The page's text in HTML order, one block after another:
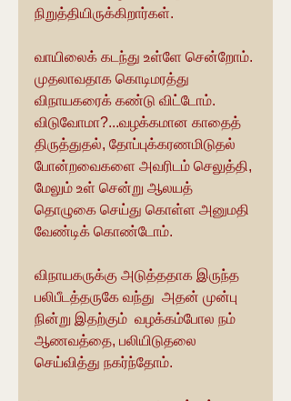
நிறுத்தியிருக்கிறார்கள்.
வாயிலைக் கடந்து உள்ளே சென்றோம்.
முதலாவதாக கொடிமரத்து
விநாயகரைக் கண்டு விட்டோம்.
விடுவோமா?...வழக்கமான காதைத்
திருத்துதல், தோப்புக்கரணமிடுதல்
போன்றவைகளை அவரிடம் செலுத்தி,
மேலும் உள் சென்று ஆலயத்
தொழுகை செய்து கொள்ள அனுமதி
வேண்டிக் கொண்டோம்.
விநாயகருக்கு அடுத்ததாக இருந்த
பலிபீடத்தருகே வந்து  அதன் முன்பு
நின்று இதற்கும்  வழக்கம்போல நம்
ஆணவத்தை, பலியிடுதலை
செய்வித்து நகர்ந்தோம்.